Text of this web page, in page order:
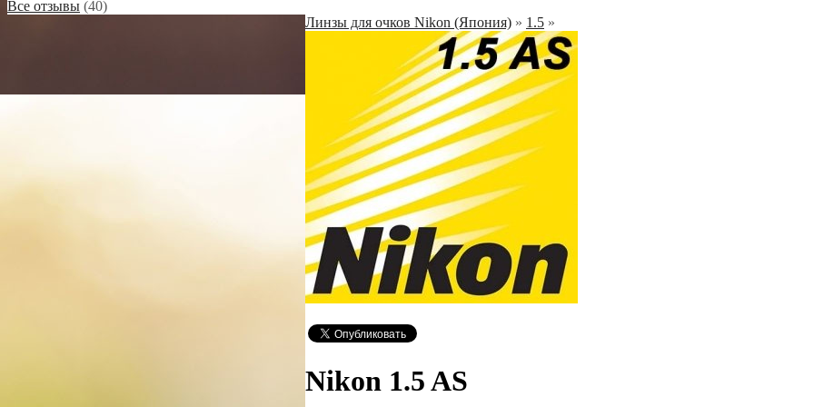
Все отзывы (40)
Линзы для очков Nikon (Япония) » 1.5 »
Nikon 1.5 AS